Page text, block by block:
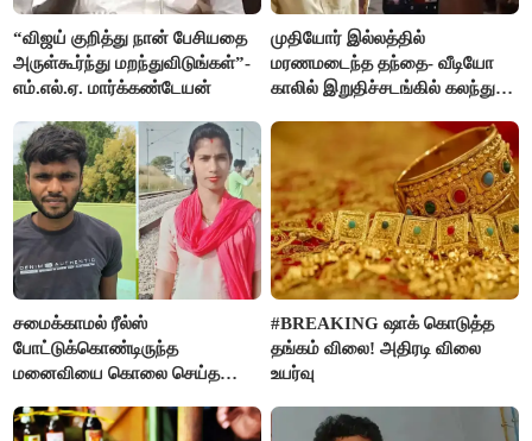
“விஜய் குறித்து நான் பேசியதை
அருள்கூர்ந்து மறந்துவிடுங்கள்”-
எம்.எல்.ஏ. மார்க்கண்டேயன்
முதியோர் இல்லத்தில்
மரணமடைந்த தந்தை- வீடியோ
காலில் இறுதிச்சடங்கில் கலந்து
சமைக்காமல் ரீல்ஸ்
போட்டுக்கொண்டிருந்த
மனைவியை கொலை செய்த
#BREAKING ஷாக் கொடுத்த
தங்கம் விலை! அதிரடி விலை
உயர்வு